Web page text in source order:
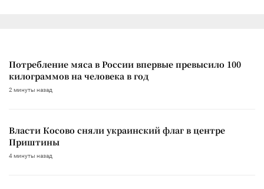
Потребление мяса в России впервые превысило 100
килограммов на человека в год
2 минуты назад
Власти Косово сняли украинский флаг в центре
Приштины
4 минуты назад